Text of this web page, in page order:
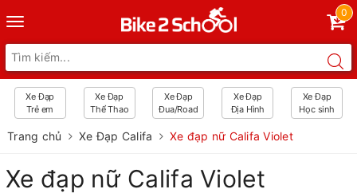
Toggle
navigation
0
Xe Đạp
Trẻ em
Xe Đạp
Thể Thao
Xe Đạp
Đua/Road
Xe Đạp
Địa Hình
Xe Đạp
Học sinh
Trang chủ Xe Đạp Califa Xe đạp nữ Califa Violet
Xe đạp nữ Califa Violet